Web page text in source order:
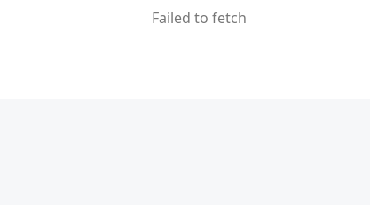
Failed to fetch